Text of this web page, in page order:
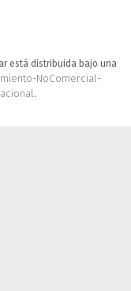
está distribuida bajo una
NoComercial-
.